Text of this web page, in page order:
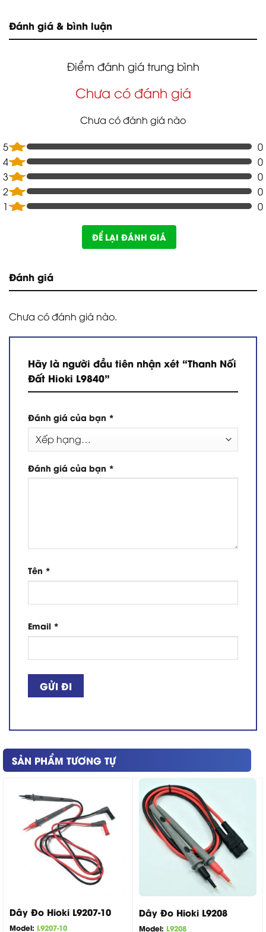
Đánh giá & bình luận
Điểm đánh giá trung bình
Chưa có đánh giá
Chưa có đánh giá nào
5
0
4
0
3
0
2
0
1
0
ĐỂ LẠI ĐÁNH GIÁ
Đánh giá
Chưa có đánh giá nào.
Hãy là người đầu tiên nhận xét “Thanh Nối
Đất Hioki L9840”
Đánh giá của bạn *
Đánh giá của bạn *
Tên *
Email *
SẢN PHẨM TƯƠNG TỰ
Dây Đo Hioki L9207-10
Model: L9207-10
Dây Đo Hioki L9208
Model: L9208